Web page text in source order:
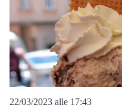
22/03/2023 alle 17:43